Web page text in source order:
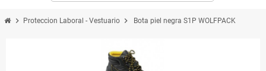
chevron_right Proteccion Laboral - Vestuario chevron_right Bota piel negra S1P WOLFPACK